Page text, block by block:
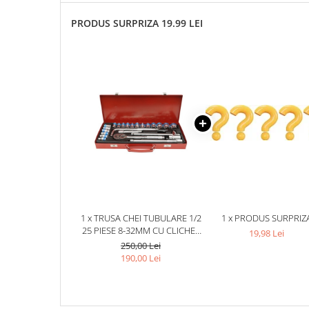
PRODUS SURPRIZA 19.99 LEI
1 x TRUSA CHEI TUBULARE 1/2
25 PIESE 8-32MM CU CLICHET
RAPID, BARA L SI EXTENSII,
SET COMPLET PENTRU
250,00 Lei
190,00 Lei
1 x PRODUS
19,98 Lei